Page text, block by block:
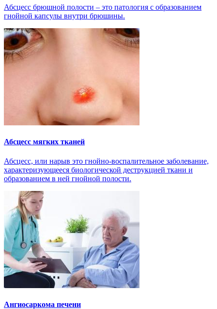
Абсцесс брюшной полости – это патология с образованием
гнойной капсулы внутри брюшины.
Абсцесс мягких тканей
Абсцесс, или нарыв это гнойно-воспалительное заболевание,
характеризующееся биологической деструкцией ткани и
образованием в ней гнойной полости.
Ангиосаркома печени